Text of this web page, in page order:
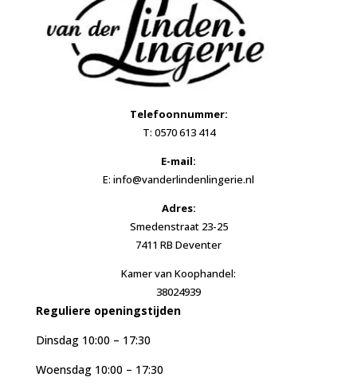
Telefoonnummer:
T: 0570 613 414
E-mail:
E: info@vanderlindenlingerie.nl
Adres:
Smedenstraat 23-25
7411 RB Deventer
Kamer van Koophandel:
38024939
Reguliere openingstijden
Dinsdag 10:00 – 17:30
Woensdag 10:00 – 17:30